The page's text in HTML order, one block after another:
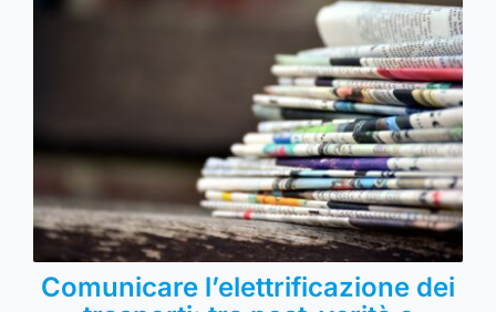
Comunicare l’elettrificazione dei